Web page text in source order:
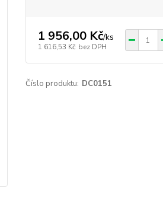
1 956,00 Kč/ks
1 616,53 Kč bez DPH
Číslo produktu: DC0151